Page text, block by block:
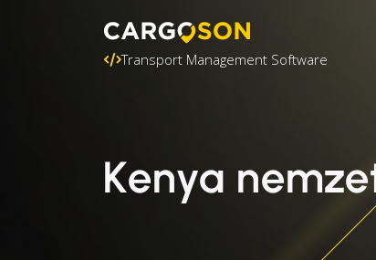
Transport Management Software
Kenya